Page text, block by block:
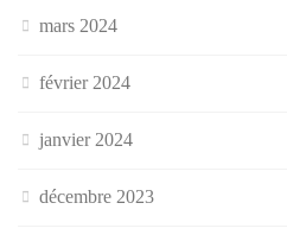
mars 2024
février 2024
janvier 2024
décembre 2023